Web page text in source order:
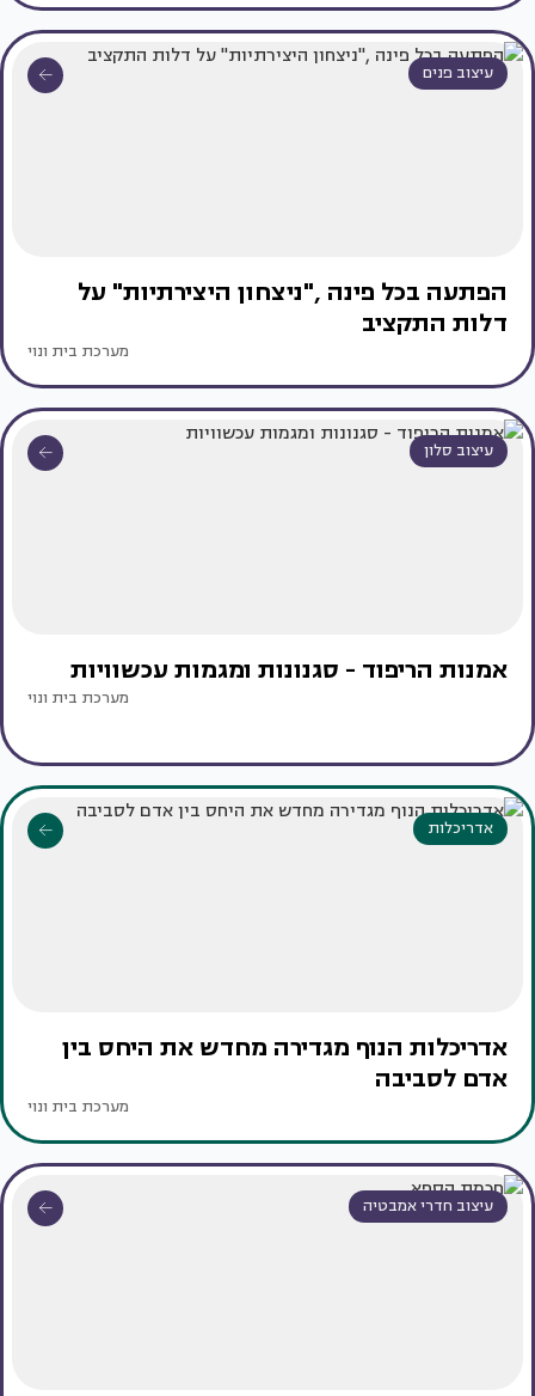
עיצוב פנים
הפתעה בכל פינה ,"ניצחון היצירתיות" על
דלות התקציב
מערכת בית ונוי
עיצוב סלון
אמנות הריפוד - סגנונות ומגמות עכשוויות
מערכת בית ונוי
אדריכלות
אדריכלות הנוף מגדירה מחדש את היחס בין
אדם לסביבה
מערכת בית ונוי
עיצוב חדרי אמבטיה